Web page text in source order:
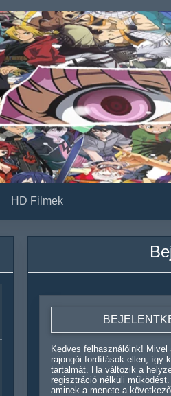
HD Filmek
Kedves felhasználóink!
rajongói fordítások ellen, így
tartalmát. Ha változik a
regisztráció nélküli
aminek a menete a